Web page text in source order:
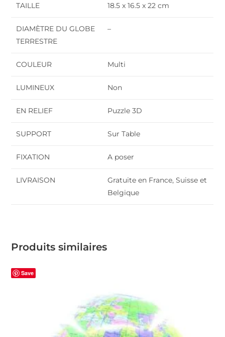
TAILLE 18.5 x 16.5 x 22 cm
DIAMÈTRE DU GLOBE
TERRESTRE
–
COULEUR Multi
LUMINEUX Non
EN RELIEF Puzzle 3D
SUPPORT Sur Table
FIXATION A poser
LIVRAISON
Gratuite en France, Suisse et
Belgique
Produits similaires
Save